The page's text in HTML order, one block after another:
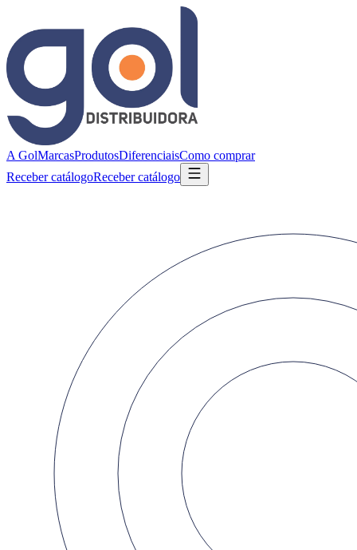
A GolMarcasProdutosDiferenciaisComo comprar
Receber catálogoReceber catálogo